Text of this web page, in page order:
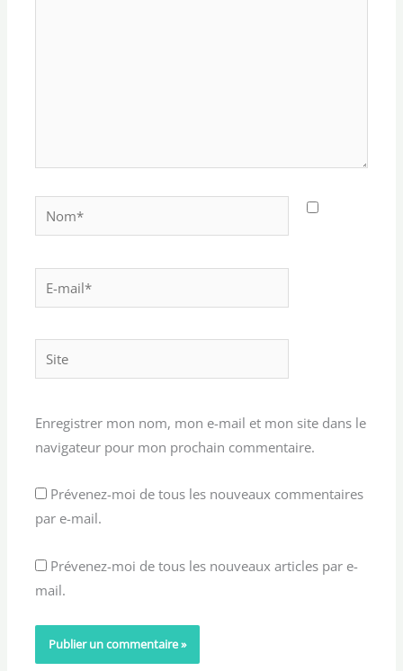
Nom*
mail*
Site
Enregistrer mon nom, mon e-mail et mon site dans le
navigateur pour mon prochain commentaire.
Prévenez-moi de tous les nouveaux commentaires
par e-mail.
Prévenez-moi de tous les nouveaux articles par e-
mail.